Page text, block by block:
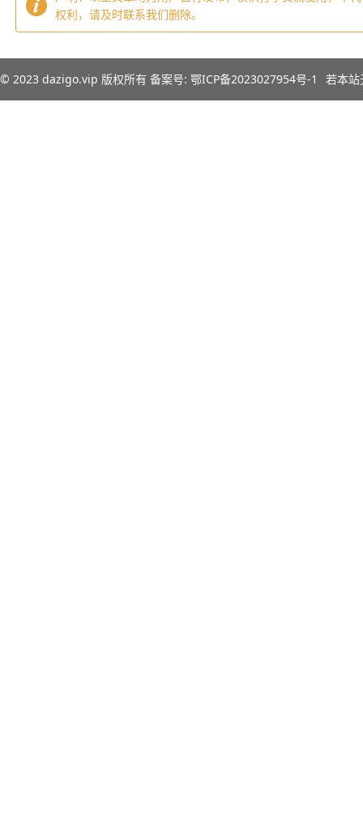
权利，请及时联系我们删除。
© 2023 dazigo.vip 版权所有 备案号: 鄂ICP备2023027954号-1 若本